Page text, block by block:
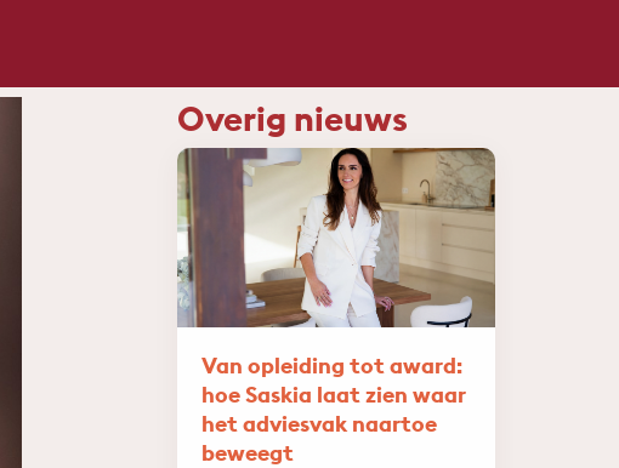
Overig nieuws
Van opleiding tot award:
hoe Saskia laat zien waar
het adviesvak naartoe
beweegt